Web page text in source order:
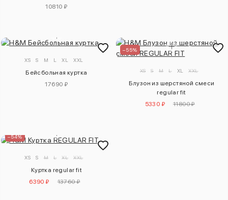
10810 ₽
XS S M L XL XXL
Бейсбольная куртка
17690 ₽
–55%
XS S M L XL XXL
Блузон из шерстяной смеси
regular fit
5330 ₽
11800 ₽
–54%
XS S M L XL XXL
Куртка regular fit
6390 ₽
13760 ₽